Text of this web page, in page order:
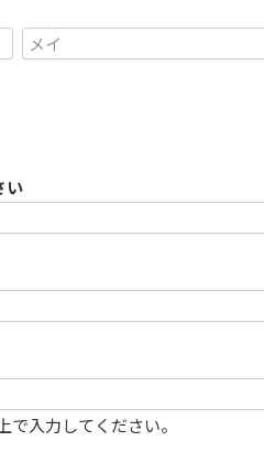
い
入力してください。